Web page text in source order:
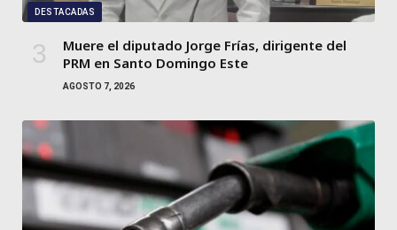
DESTACADAS
Muere el diputado Jorge Frías, dirigente del
PRM en Santo Domingo Este
AGOSTO 7, 2026